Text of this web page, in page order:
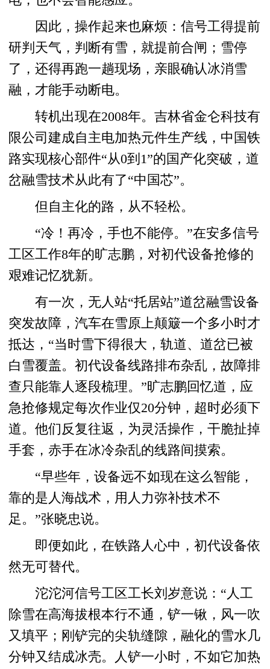
因此，操作起来也麻烦：信号工得提前
研判天气，判断有雪，就提前合闸；雪停
了，还得再跑一趟现场，亲眼确认冰消雪
融，才能手动断电。
转机出现在2008年。吉林省金仑科技有
限公司建成自主电加热元件生产线，中国铁
路实现核心部件“从0到1”的国产化突破，道
岔融雪技术从此有了“中国芯”。
但自主化的路，从不轻松。
“冷！再冷，手也不能停。”在安多信号
工区工作8年的旷志鹏，对初代设备抢修的
艰难记忆犹新。
有一次，无人站“托居站”道岔融雪设备
突发故障，汽车在雪原上颠簸一个多小时才
抵达，“当时雪下得很大，轨道、道岔已被
白雪覆盖。初代设备线路排布杂乱，故障排
查只能靠人逐段梳理。”旷志鹏回忆道，应
急抢修规定每次作业仅20分钟，超时必须下
道。他们反复往返，为灵活操作，干脆扯掉
手套，赤手在冰冷杂乱的线路间摸索。
“早些年，设备远不如现在这么智能，
靠的是人海战术，用人力弥补技术不
足。”张晓忠说。
即便如此，在铁路人心中，初代设备依
然无可替代。
沱沱河信号工区工长刘岁意说：“人工
除雪在高海拔根本行不通，铲一锹，风一吹
又填平；刚铲完的尖轨缝隙，融化的雪水几
分钟又结成冰壳。人铲一小时，不如它加热